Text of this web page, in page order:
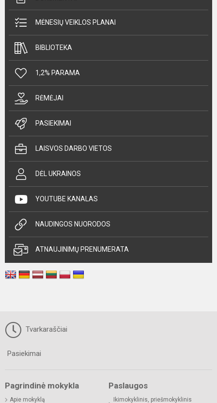
MĖNESIŲ VEIKLOS PLANAI
BIBLIOTEKA
1,2% PARAMA
RĖMĖJAI
PASIEKIMAI
LAISVOS DARBO VIETOS
DĖL UKRAINOS
YOUTUBE KANALAS
NAUDINGOS NUORODOS
ATNAUJINIMŲ PRENUMERATA
Tvarkaraščiai
Pasiekimai
Pagrindinė mokykla
Apie mokyklą
Paslaugos
Ikimokyklinis, priešmokyklinis